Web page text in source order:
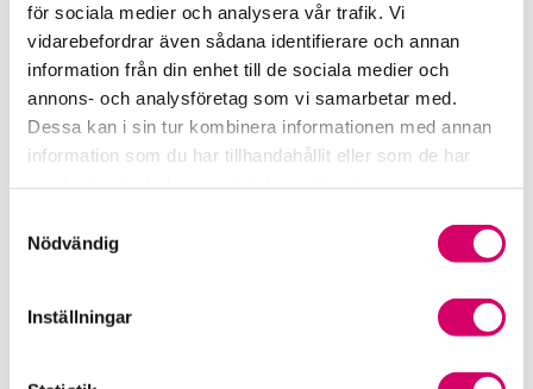
för sociala medier och analysera vår trafik. Vi
vidarebefordrar även sådana identifierare och annan
information från din enhet till de sociala medier och
annons- och analysföretag som vi samarbetar med.
Dessa kan i sin tur kombinera informationen med annan
information som du har tillhandahållit eller som de har
Nödvändig
Inställningar
Srf Fokusrapport 2024 – insikter för hållbart
företagande
Våra nyhetskanaler
Tidningen Konsulten
Öppet brev till Myndigheten för yrkeshögskolan